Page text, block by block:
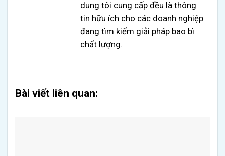
dung tôi cung cấp đều là thông
tin hữu ích cho các doanh nghiệp
đang tìm kiếm giải pháp bao bì
chất lượng.
Bài viết liên quan: